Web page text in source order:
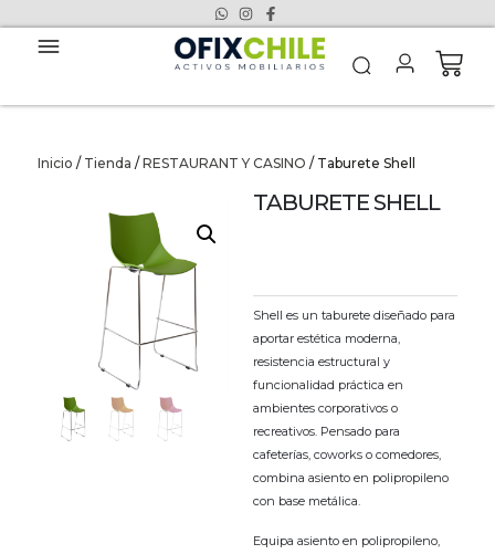
Inicio / Tienda / RESTAURANT Y CASINO / Taburete Shell
TABURETE SHELL
Shell es un taburete diseñado para
aportar estética moderna,
resistencia estructural y
funcionalidad práctica en
ambientes corporativos o
recreativos. Pensado para
cafeterías, coworks o comedores,
combina asiento en polipropileno
con base metálica.
Equipa asiento en polipropileno,